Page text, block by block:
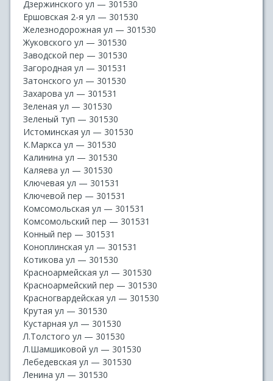
Дзержинского ул — 301530
Ершовская 2-я ул — 301530
Железнодорожная ул — 301530
Жуковского ул — 301530
Заводской пер — 301530
Загородная ул — 301531
Затонского ул — 301530
Захарова ул — 301531
Зеленая ул — 301530
Зеленый туп — 301530
Истоминская ул — 301530
К.Маркса ул — 301530
Калинина ул — 301530
Каляева ул — 301530
Ключевая ул — 301531
Ключевой пер — 301531
Комсомольская ул — 301531
Комсомольский пер — 301531
Конный пер — 301531
Коноплинская ул — 301531
Котикова ул — 301530
Красноармейская ул — 301530
Красноармейский пер — 301530
Красногвардейская ул — 301530
Крутая ул — 301530
Кустарная ул — 301530
Л.Толстого ул — 301530
Л.Шамшиковой ул — 301530
Лебедевская ул — 301530
Ленина ул — 301530